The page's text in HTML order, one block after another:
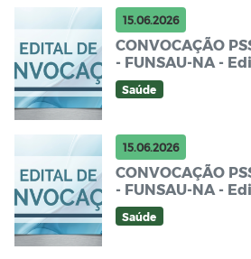
15.06.2026
CONVOCAÇÃO
- FUNSAU-NA -
Saúde
15.06.2026
CONVOCAÇÃO
- FUNSAU-NA -
Saúde